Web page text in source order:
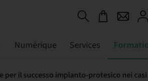
Numérique Services